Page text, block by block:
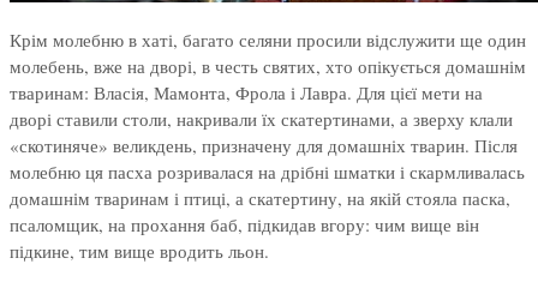
Крім молебню в хаті, багато селяни просили відслужити ще один
молебень, вже на дворі, в честь святих, хто опікується домашнім
тваринам: Власія, Мамонта, Фрола і Лавра. Для цієї мети на
дворі ставили столи, накривали їх скатертинами, а зверху клали
«скотиняче» великдень, призначену для домашніх тварин. Після
молебню ця пасха розривалася на дрібні шматки і скармливалась
домашнім тваринам і птиці, а скатертину, на якій стояла паска,
псаломщик, на прохання баб, підкидав вгору: чим вище він
підкине, тим вище вродить льон.